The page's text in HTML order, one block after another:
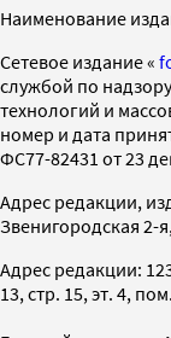
Наименование
Cетевое издание «
службой по
технологий и
номер и дата
ФС77-82431 от 23
Адрес редакции,
Звенигородская 2-
Адрес редакции:
13, стр. 15, эт. 4,